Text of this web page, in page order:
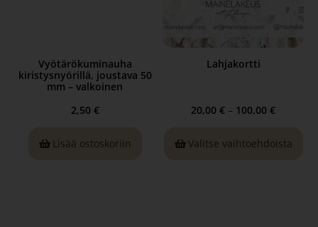
Vyötärökuminauha
kiristysnyörillä, joustava 50
mm – valkoinen
2,50 €
Lisää ostoskoriin
Lahjakortti
20,00 € – 100,00 €
Valitse vaihtoehdoista